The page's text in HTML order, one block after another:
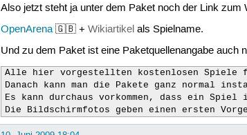
Also jetzt steht ja unter dem Paket noch der Link
OpenArena🇬🇧 + Wikiartikelals Spielname.
Und zu dem Paket ist eine Paketquellenangabe auch
Alle hier vorgestellten kostenlosen Spiele
Danach kann man die Pakete ganz normal
Es kann durchaus vorkommen, dass ein
Die Bildschirmfotos geben einen ersten